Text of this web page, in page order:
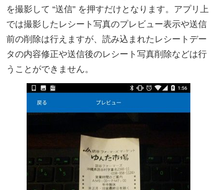
を撮影して “送信” を押すだけとなります。アプリ上
では撮影したレシート写真のプレビュー表示や送信
前の削除は行えますが、読み込まれたレシートデー
タの内容修正や送信後のレシート写真削除などは行
うことができません。